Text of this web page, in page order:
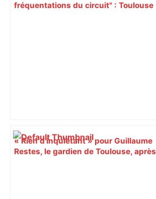
fréquentations du circuit" : Toulouse
« Rien d'inquiétant » pour Guillaume
Restes, le gardien de Toulouse, après